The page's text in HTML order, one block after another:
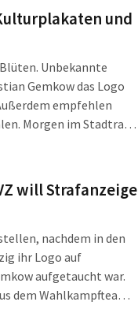
IZ fasst zusammen,
hinaus wichtig
und
Unbekannte
Gemkow das Logo
empfehlen
Morgen im Stadtrat
in Leipzig wichtig war.
will Strafanzeige
nachdem in den
ihr Logo auf
aufgetaucht war.
dem Wahlkampfteam